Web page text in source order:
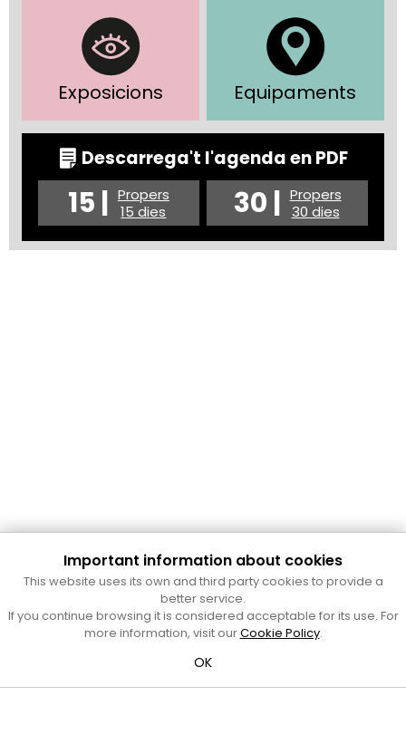
Exposicions Equipaments
Descarrega't l'agenda en PDF
15 | Propers
15 dies
30 | Propers
30 dies
Cultura Mataró
Ajuntament de Mataró
C. de Sant Josep, 9 (Mataró, 08302)
Horari d'obertura: dilluns, dimecres i divendres de 10 a 13 h.
al telèfon al 93 758 23 61
Bústia ciutadana
Important information about cookies
This website uses its own and third party cookies to provide a
better service.
If you continue browsing it is considered acceptable for its use. For
more information, visit ourCookie Policy.
OK